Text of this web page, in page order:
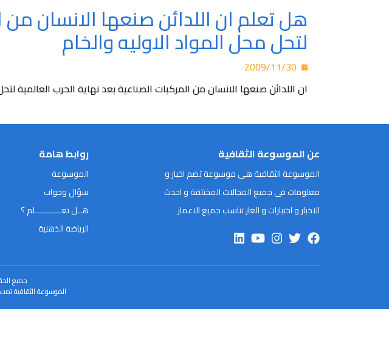
هل تعلم ان اللدائن صنعها الانسان من
لتحل محل المواد الاوليه والخام
ان اللدائن صنعها الانسان من المركبات الصناعية بعد نهاية الحرب العالمية
عن الموسوعة الثقافية
الموسوعة الثقافية هى موسوعة تضم اخبار و
معلومات فى جميع المجالات المختلفة و احدث
الاخبار و اختبارات و الغاز تناسب جميع الاعمار
روابط هامة
الموسوعة
سؤال وجواب
هــل تعـــــــــــلم ؟
الرياضة الذهنية
جميع
الموسوعة الثقافية